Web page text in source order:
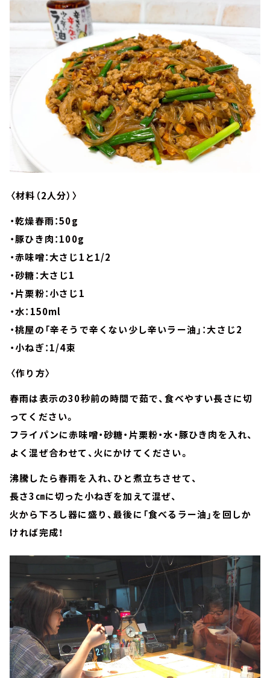
〈材料（2人分）〉
・乾燥春雨：50g
・豚ひき肉：100g
・赤味噌：大さじ1と1/2
・砂糖：大さじ1
・片栗粉：小さじ1
・水：150ml
・桃屋の「辛そうで辛くない少し辛いラー油」：大さじ2
・小ねぎ：1/4束
〈作り方〉
春雨は表示の30秒前の時間で茹で、食べやすい長さに切
ってください。
フライパンに赤味噌・砂糖・片栗粉・水・豚ひき肉を入れ、
よく混ぜ合わせて、火にかけてください。
沸騰したら春雨を入れ、ひと煮立ちさせて、
長さ3㎝に切った小ねぎを加えて混ぜ、
火から下ろし器に盛り、最後に「食べるラー油」を回しか
ければ完成！